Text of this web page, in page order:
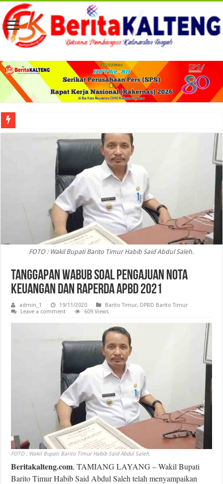
Viral! Selama Dua Bulan Lebih Siltap Serta Tunjangan Pemdes dan BPD di
FOTO : Wakil Bupati Barito Timur Habib Said Abdul Saleh.
Tanggapan Wabub Soal Pengajuan Nota
Keuangan Dan Raperda APBD 2021
admin_1 19/11/2020 Barito Timur, DPRD Barito Timur
Leave a comment
609 Views
FOTO : Wakil Bupati Barito Timur Habib Said Abdul Saleh.
Beritakalteng.com, TAMIANG LAYANG – Wakil Bupati
Barito Timur Habib Said Abdul Saleh telah menyampaikan